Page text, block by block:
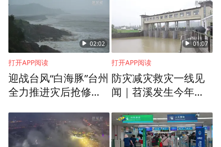
02:02
打开APP阅读
迎战台风“白海豚”台州
全力推进灾后抢修复
01:07
打开APP阅读
防灾减灾救灾一线见
闻｜苕溪发生今年第1
开闸分洪